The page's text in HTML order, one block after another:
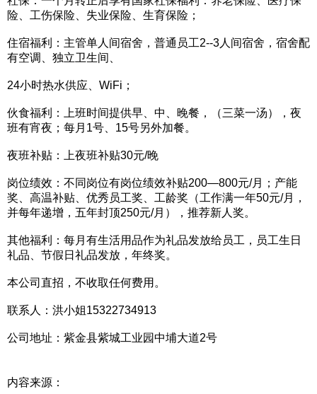
险、工伤保险、失业保险、生育保险；
住宿福利：主管单人间宿舍，普通员工2--3人间宿舍，宿舍配
有空调、独立卫生间、
24小时热水供应、WiFi；
伙食福利：上班时间提供早、中、晚餐，（三菜一汤），夜
班有宵夜；每月1号、15号另外加餐。
夜班补贴：上夜班补贴30元/晚
岗位绩效：不同岗位有岗位绩效补贴200—800元/月；产能
奖、高温补贴、优秀员工奖、工龄奖（工作满一年50元/月，
并每年递增，五年封顶250元/月），推荐新人奖。
其他福利：每月有生活用品作为礼品发放给员工，员工生日
礼品、节假日礼品发放，年终奖。
本公司直招，不收取任何费用。
联系人：洪小姐15322734913
公司地址：紫金县紫城工业园中埔大道2号
内容来源：